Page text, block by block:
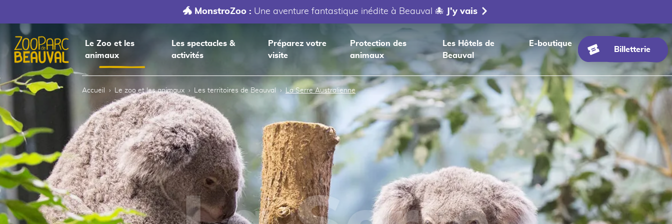
🐲 MonstroZoo : Une aventure fantastique inédite à Beauval 🐙 J'y vais
Accueil
Le Zoo et les
animaux
Les spectacles &
activités
Préparez votre
visite
Protection des
animaux
Les Hôtels de
Beauval
E-boutique
Billetterie
Accueil Le zoo et les animaux Les territoires de Beauval La Serre Australienne